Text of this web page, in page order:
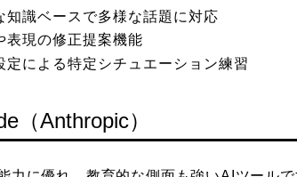
知識ベースで多様な話題に対応
表現の修正提案機能
定による特定シチュエーション練習
（Anthropic）